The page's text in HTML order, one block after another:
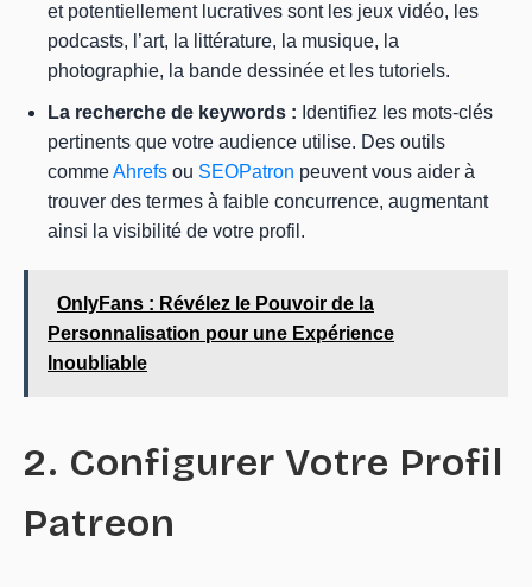
et potentiellement lucratives sont les jeux vidéo, les
podcasts, l’art, la littérature, la musique, la
photographie, la bande dessinée et les tutoriels.
La recherche de keywords : Identifiez les mots-clés
pertinents que votre audience utilise. Des outils
commeAhrefs ou SEOPatron peuvent vous aider à
trouver des termes à faible concurrence, augmentant
ainsi la visibilité de votre profil.
OnlyFans : Révélez le Pouvoir de la
Personnalisation pour une Expérience
Inoubliable
2. Configurer Votre Profil
Patreon